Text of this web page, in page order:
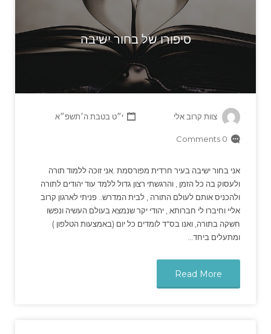
סיפורו של בחור ישיבה
צוות קרוב אלי י״ט בטבת ה׳תשפ״א
0 Comments
אני בחור ישיבה בעיר חרדית מפורסמת .אני זוכה ללמוד תורה
ולעסוק בה כל הזמן , והרגשתי רצון גדול ללמד עוד יהודים לתורה
ולהכניס אותם לעולם התורה , לבית המדרש.. פניתי לארגון קרוב
אליי וחיברו לי חברותא , יהודי יקר שנמצא בעולם העשיה ונפשו
חשקה בתורה, ואנו בס"ד לומדים כל יום (באמצעות הטלפון )
ומתעלים ביחד…
Read More